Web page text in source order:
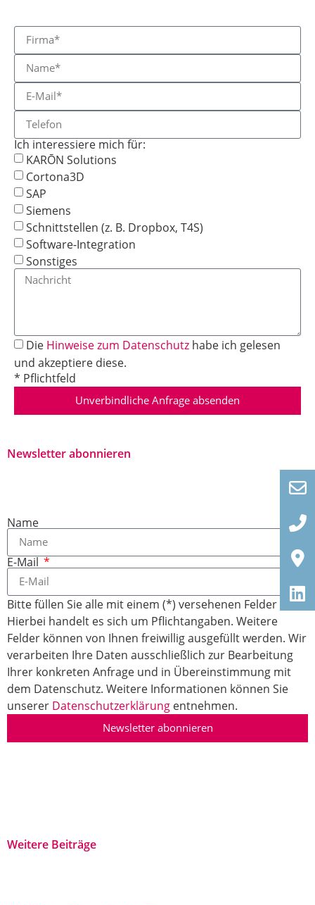
Ich interessiere mich für:
KARŌN Solutions
Cortona3D
SAP
Siemens
Schnittstellen (z. B. Dropbox, T4S)
Software-Integration
Sonstiges
Die Hinweise zum Datenschutz habe ich gelesen
und akzeptiere diese.
* Pflichtfeld
Unverbindliche Anfrage absenden
Newsletter abonnieren
Name
E-Mail
Bitte füllen Sie alle mit einem (*) versehenen Felder aus.
Hierbei handelt es sich um Pflichtangaben. Weitere
Felder können von Ihnen freiwillig ausgefüllt werden. Wir
verarbeiten Ihre Daten ausschließlich zur Bearbeitung
Ihrer konkreten Anfrage und in Übereinstimmung mit
dem Datenschutz. Weitere Informationen können Sie
unserer Datenschutzerklärung entnehmen.
Newsletter abonnieren
Weitere Beiträge